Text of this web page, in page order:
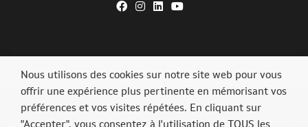
Nous utilisons des cookies sur notre site web pour vous
offrir une expérience plus pertinente en mémorisant vos
préférences et vos visites répétées. En cliquant sur
"Accepter", vous consentez à l'utilisation de TOUS les